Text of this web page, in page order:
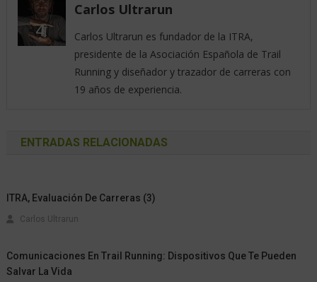
Carlos Ultrarun
Carlos Ultrarun es fundador de la ITRA,
presidente de la Asociación Española de Trail
Running y diseñador y trazador de carreras con
19 años de experiencia.
ENTRADAS RELACIONADAS
ITRA, Evaluación De Carreras (3)
Carlos Ultrarun
Comunicaciones En Trail Running: Dispositivos Que Te Pueden
Salvar La Vida